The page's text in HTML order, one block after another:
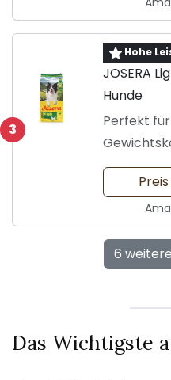
3
Hohe
JOSERA
Hunde
Perfekt für
6
Das Wichtigste